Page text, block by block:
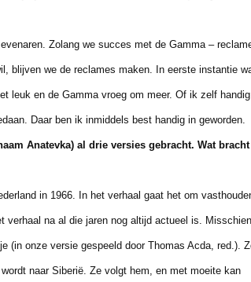
Zolang we succes met de Gamma –
we de reclames maken. In eerste instantie
en de Gamma vroeg om meer. Of ik zelf handig
Daar ben ik inmiddels best handig in geworden.
Anatevka) al drie versies gebracht. Wat bracht
in 1966. In het verhaal gaat het om
na al die jaren nog altijd actueel is.
onze versie gespeeld door Thomas Acda, red.).
naar Siberië. Ze volgt hem, en met moeite kan